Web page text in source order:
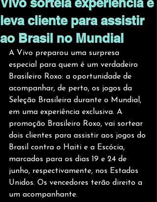
leva cliente para assistir
ao Brasil no Mundial
A Vivo preparou uma surpresa
especial para quem é um verdadeiro
Brasileiro Roxo: a oportunidade de
acompanhar, de perto, os jogos da
Seleção Brasileira durante o Mundial,
em uma experiência exclusiva. A
promoção Brasileiro Roxo, vai sortear
dois clientes para assistir aos jogos do
Brasil contra o Haiti e a Escócia,
marcados para os dias 19 e 24 de
junho, respectivamente, nos Estados
Unidos. Os vencedores terão direito a
um acompanhante.